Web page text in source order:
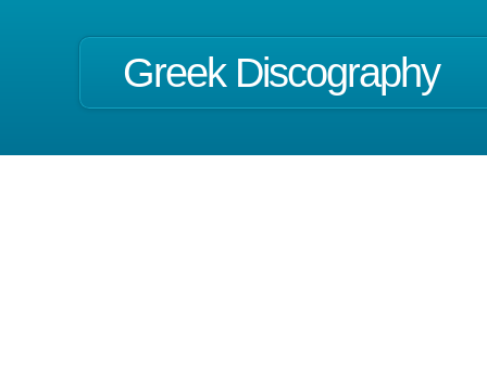
Greek Discography